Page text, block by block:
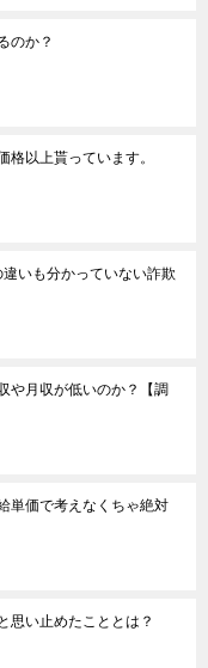
のか？
格以上貰っています。
いも分かっていない詐欺
や月収が低いのか？【調
単価で考えなくちゃ絶対
思い止めたこととは？